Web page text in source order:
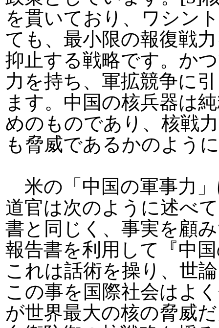
を貫いており、ワシン
ても、最小限の報復戦
抑止する戦略です。か
力を持ち、軍拡競争に
ます。中国の核兵器は
めのものであり、核戦
も脅威であるかのよう
米の「中国の軍事力
道官は次のように述べ
書と同じく、事実を顧
報告書を利用して『中
これは話術を操り、世
この事を国際社会はよ
が世界最大の核の脅威